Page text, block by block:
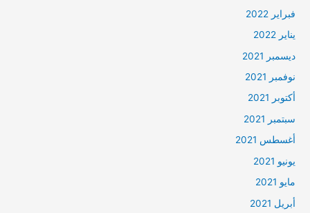
فبراير 2022
يناير 2022
ديسمبر 2021
نوفمبر 2021
أكتوبر 2021
سبتمبر 2021
أغسطس 2021
يونيو 2021
مايو 2021
أبريل 2021